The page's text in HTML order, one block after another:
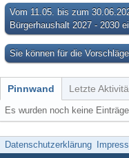
Vom 11.05. bis zum
Bürgerhaushalt 2027 - 2030
Sie können für die
Pinnwand Letzte
Es wurden noch keine
Datenschutzerklärung